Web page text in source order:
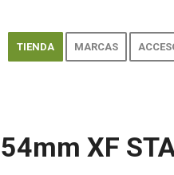
TIENDA MARCAS
54mm XF